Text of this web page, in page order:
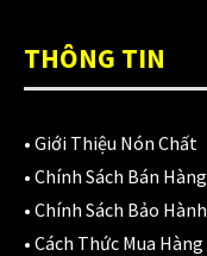
THÔNG TIN
• Giới Thiệu Nón Chất
• Chính Sách Bán Hàng
• Chính Sách Bảo
• Cách Thức Mua Hàng